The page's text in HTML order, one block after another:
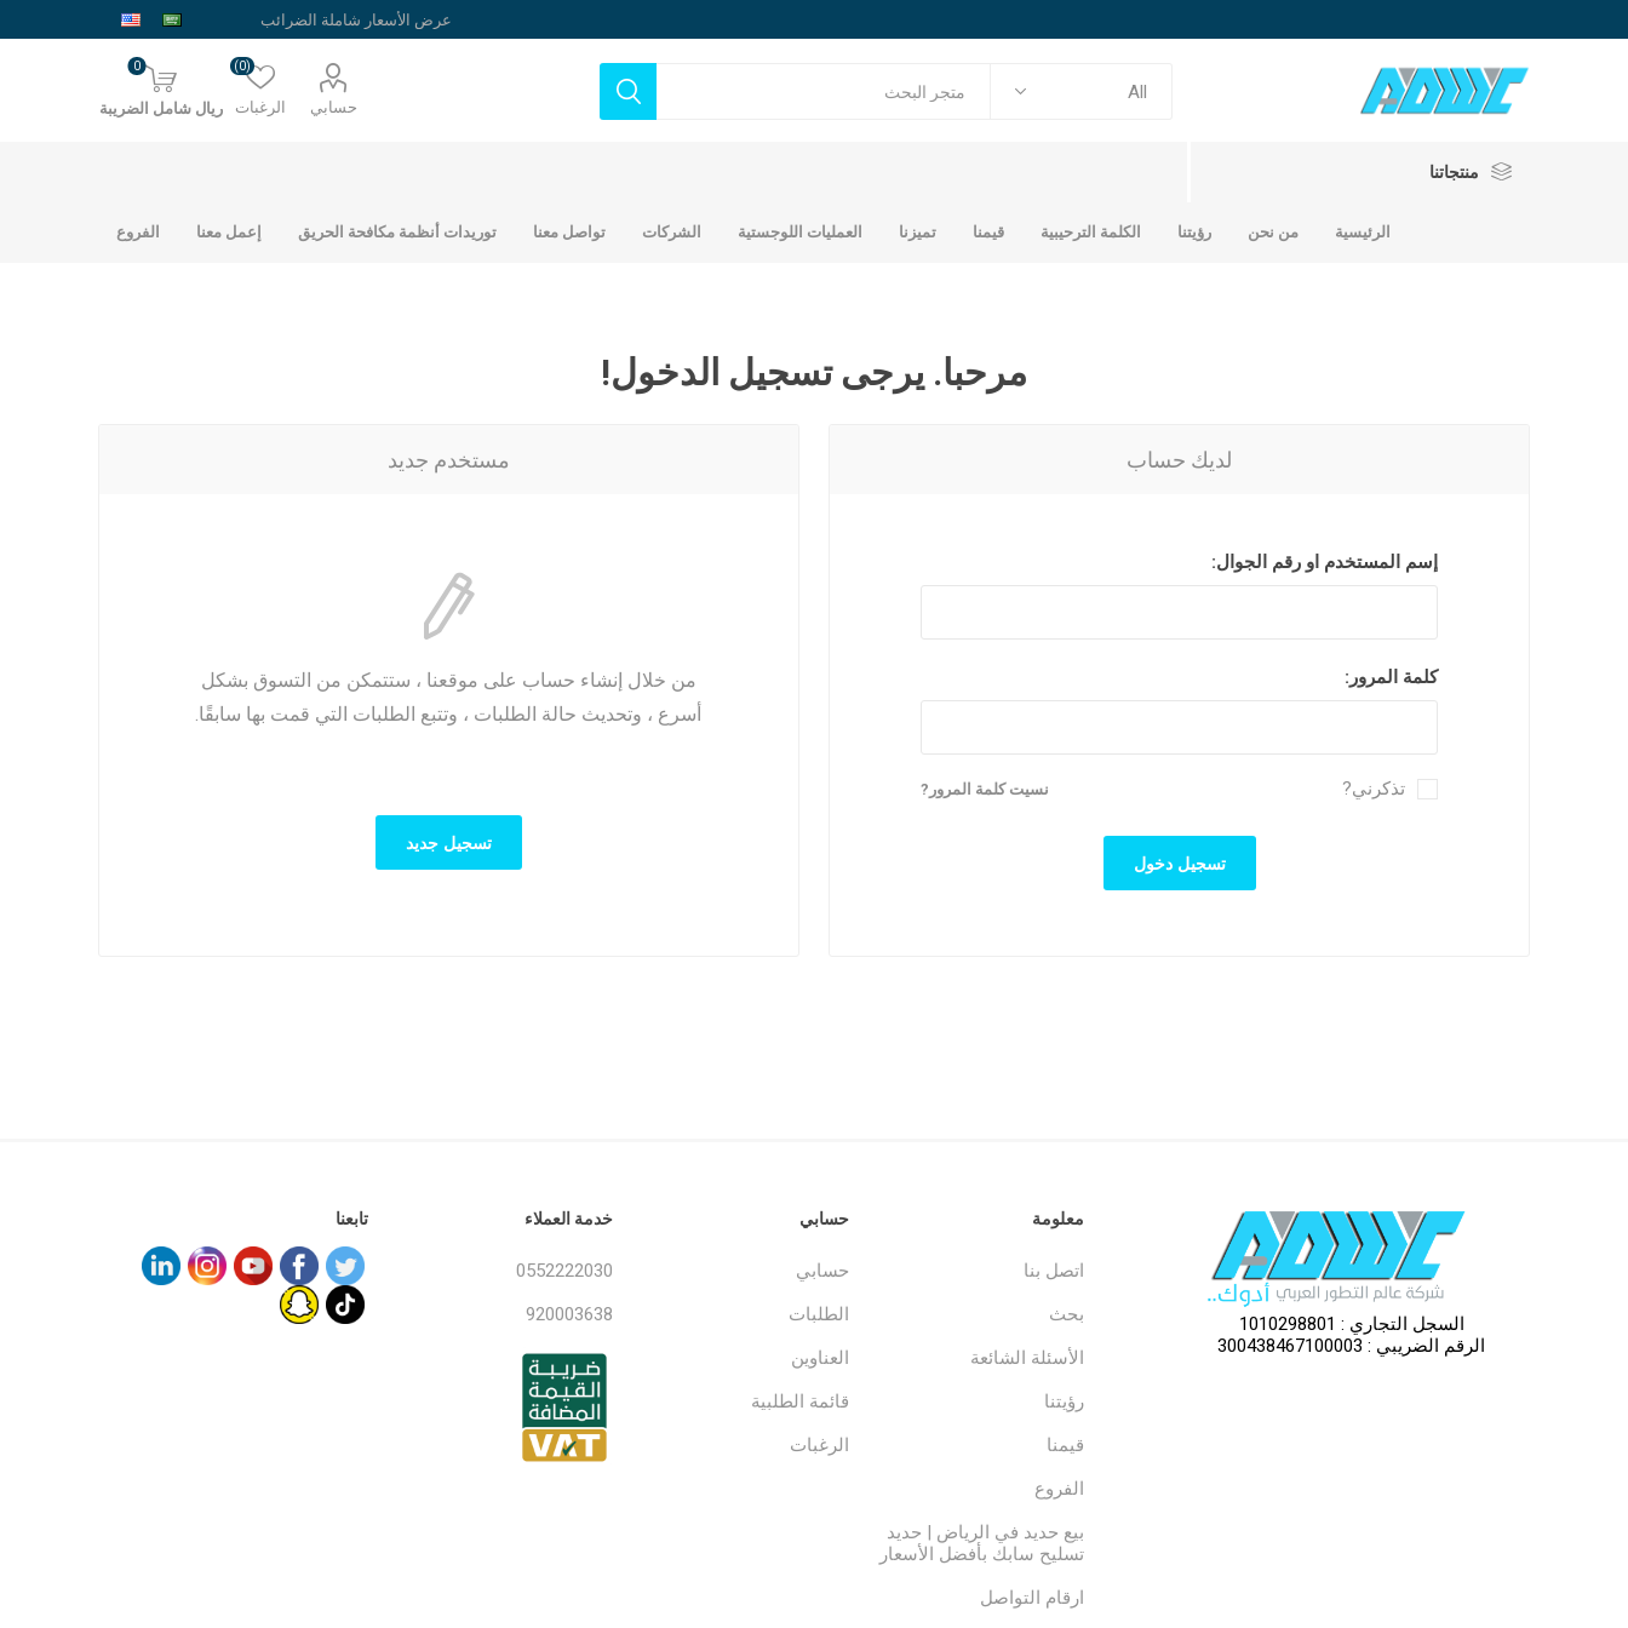
حسابي الرغبات
(0)
0
ريال شامل الضريبة
منتجاتنا
حديد تسليح
حديد ادوك
الرئيسية من نحن رؤيتنا الكلمة الترحيبية قيمنا تميزنا العمليات اللوجستية الشركات تواصل معنا توريدات أنظمة مكافحة الحريق إعمل معنا الفروع
مرحبا. يرجى تسجيل الدخول!
مستخدم جديد
من خلال إنشاء حساب على موقعنا ، ستتمكن من التسوق بشكل
أسرع ، وتحديث حالة الطلبات ، وتتبع الطلبات التي قمت بها سابقًا.
لديك حساب
إسم المستخدم او رقم الجوال:
كلمة المرور:
تذكرني? نسيت كلمة المرور?
السجل التجاري : 1010298801
الرقم الضريبي : 300438467100003
معلومة
اتصل بنا
بحث
الأسئلة الشائعة
رؤيتنا
قيمنا
الفروع
بيع حديد في الرياض | حديد
تسليح سابك بأفضل الأسعار
ارقام التواصل
حسابي
حسابي
الطلبات
العناوين
قائمة الطلبية
الرغبات
خدمة العملاء
0552222030
920003638
تابعنا